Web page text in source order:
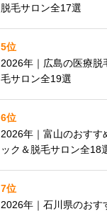
脱毛サロン全17選
5位
2026年｜広島の医療脱
毛サロン全19選
6位
2026年｜富山のおすす
ック＆脱毛サロン全18
7位
2026年｜石川県のおす